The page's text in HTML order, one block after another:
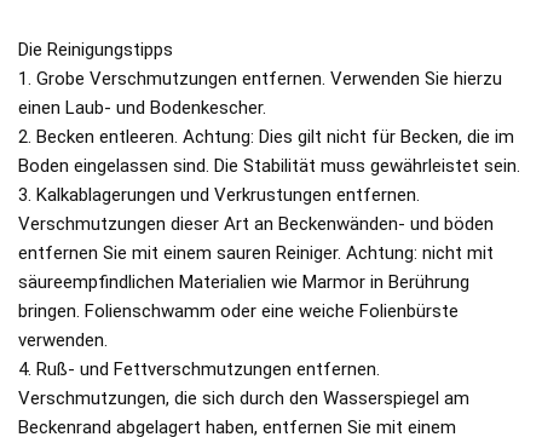
Die Reinigungstipps
1. Grobe Verschmutzungen entfernen. Verwenden Sie hierzu
einen Laub- und Bodenkescher.
2. Becken entleeren. Achtung: Dies gilt nicht für Becken, die im
Boden eingelassen sind. Die Stabilität muss gewährleistet sein.
3. Kalkablagerungen und Verkrustungen entfernen.
Verschmutzungen dieser Art an Beckenwänden- und böden
entfernen Sie mit einem sauren Reiniger. Achtung: nicht mit
säureempfindlichen Materialien wie Marmor in Berührung
bringen. Folienschwamm oder eine weiche Folienbürste
verwenden.
4. Ruß- und Fettverschmutzungen entfernen.
Verschmutzungen, die sich durch den Wasserspiegel am
Beckenrand abgelagert haben, entfernen Sie mit einem